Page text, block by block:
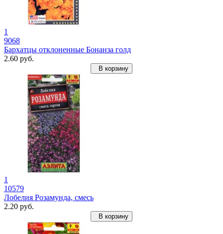
1
9068
Бархатцы отклоненные Бонанза голд
2.60 руб.
В корзину
1
10579
Лобелия Розамунда, смесь
2.20 руб.
В корзину